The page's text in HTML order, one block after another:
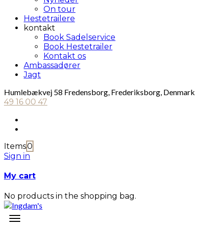
On tour
Hestetrailere
kontakt
Book Sadelservice
Book Hestetrailer
Kontakt os
Ambassadører
Jagt
Humlebækvej 58 Fredensborg, Frederiksborg, Denmark
49 16 00 47
Items0
Sign in
My cart
No products in the shopping bag.